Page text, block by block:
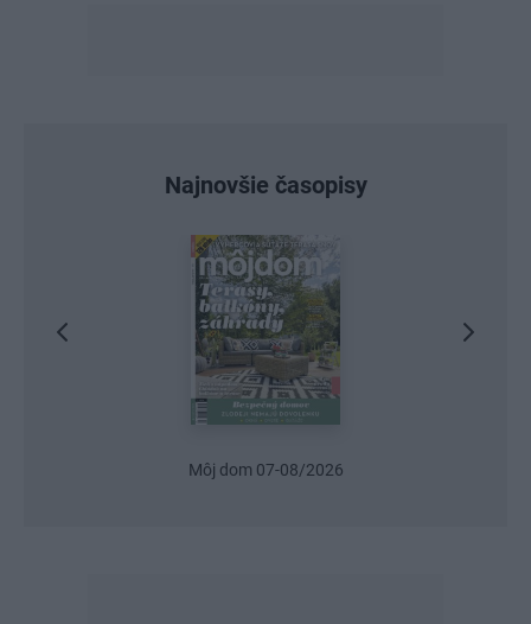
Najnovšie časopisy
Môj dom 07-08/2026